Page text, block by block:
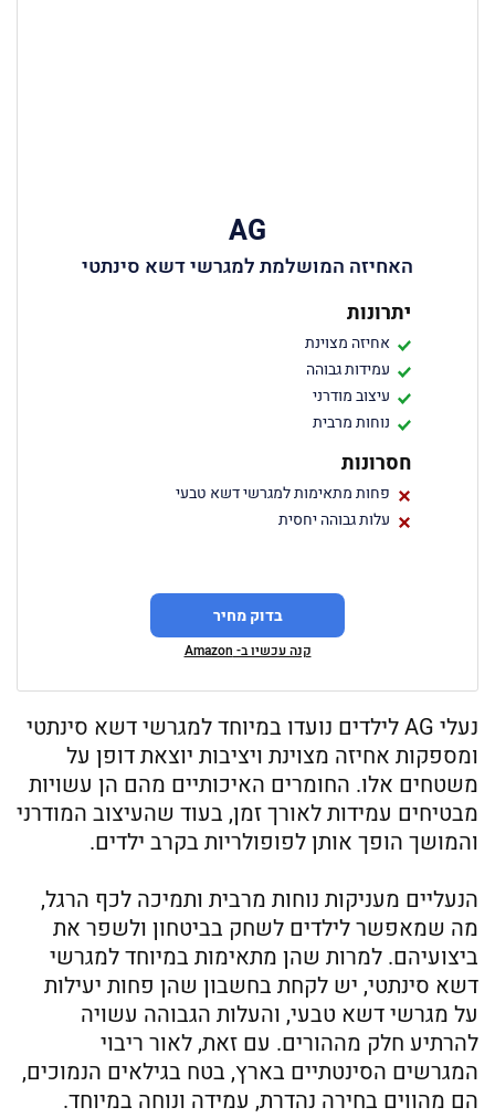
AG
האחיזה המושלמת למגרשי דשא סינתטי
יתרונות
אחיזה מצוינת
עמידות גבוהה
עיצוב מודרני
נוחות מרבית
חסרונות
פחות מתאימות למגרשי דשא טבעי
עלות גבוהה יחסית
בדוק מחיר
קנה עכשיו ב- Amazon
נעלי AG לילדים נועדו במיוחד למגרשי דשא סינתטי
ומספקות אחיזה מצוינת ויציבות יוצאת דופן על
משטחים אלו. החומרים האיכותיים מהם הן עשויות
מבטיחים עמידות לאורך זמן, בעוד שהעיצוב המודרני
והמושך הופך אותן לפופולריות בקרב ילדים.
הנעליים מעניקות נוחות מרבית ותמיכה לכף הרגל,
מה שמאפשר לילדים לשחק בביטחון ולשפר את
ביצועיהם. למרות שהן מתאימות במיוחד למגרשי
דשא סינתטי, יש לקחת בחשבון שהן פחות יעילות
על מגרשי דשא טבעי, והעלות הגבוהה עשויה
להרתיע חלק מההורים. עם זאת, לאור ריבוי
המגרשים הסינטתיים בארץ, בטח בגילאים הנמוכים,
הם מהווים בחירה נהדרת, עמידה ונוחה במיוחד.